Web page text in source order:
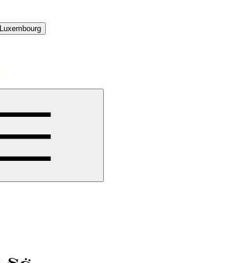
Luxembourg